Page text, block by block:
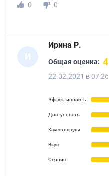
0
0
И
Ирина Р.
Общая оценка: 4
22.02.2021 в 07:26
Эффективность
Доступность
Качество еды
Вкус
Сервис